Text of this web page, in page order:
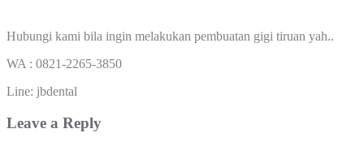
Hubungi kami bila ingin melakukan pembuatan gigi tiruan yah..
WA : 0821-2265-3850
Line: jbdental
Leave a Reply